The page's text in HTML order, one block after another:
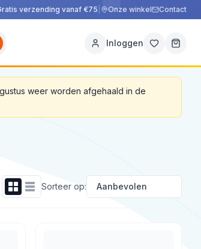
verzending vanaf €75 Onze winkel Contact
Inloggen
weer worden afgehaald in de
Sorteer op: